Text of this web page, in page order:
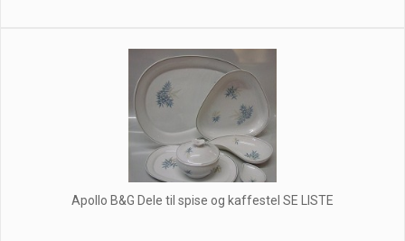
Apollo B&G Dele til spise og kaffestel SE LISTE